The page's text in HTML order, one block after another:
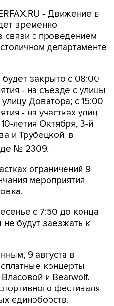
- Движение в
временно
связи с проведением
департаменте
будет закрыто с 08:00
- на съезде с улицы
Доватора; с 15:00
- на участках улиц
летия Октября, 3-й
и Трубецкой, в
№ 2309.
ограничений 9
мероприятия
с 7:50 до конца
будут заезжать к
9 августа в
концерты
и Bearwolf.
фестиваля
единоборств.